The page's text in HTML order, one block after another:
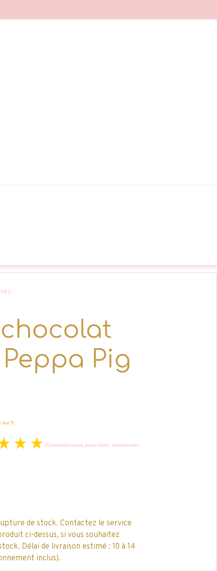
Pig
sur 5.
(Connectez-vous pour noter, commenter,
de stock. Contactez le service
ci-dessus, si vous souhaitez
Délai de livraison estimé : 10 à 14
inclus).